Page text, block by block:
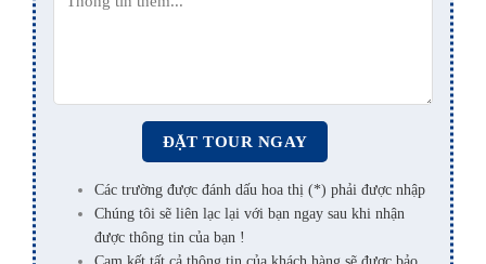
Các trường được đánh dấu hoa thị (*) phải được nhập
Chúng tôi sẽ liên lạc lại với bạn ngay sau khi nhận
được thông tin của bạn !